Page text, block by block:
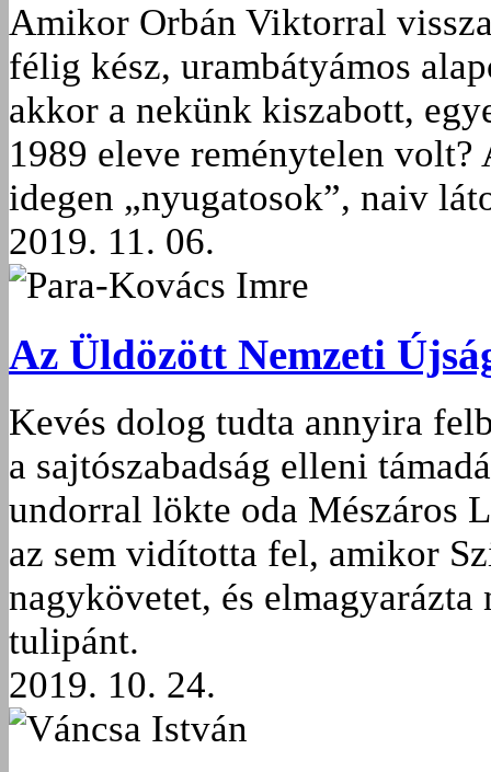
Amikor Orbán Viktorral
félig kész, urambátyámos
akkor a nekünk kiszabott,
1989 eleve reménytelen
idegen „nyugatosok”, naiv
2019. 11. 06.
Para-Kovács Imre
Az Üldözött Nemzeti
Kevés dolog tudta annyira
a sajtószabadság elleni
undorral lökte oda Mészáros
az sem vidította fel, amikor
nagykövetet, és
tulipánt.
2019. 10. 24.
Váncsa István